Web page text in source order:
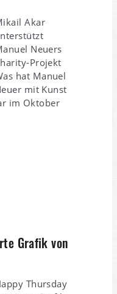
Akar
Neuers
Projekt
hat Manuel
mit Kunst
im Oktober
Grafik von
Thursday